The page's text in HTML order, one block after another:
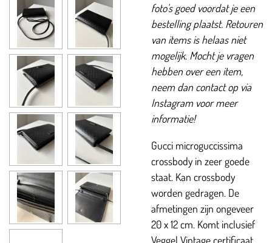
foto's goed voordat je een
bestelling plaatst. Retouren
van items is helaas niet
mogelijk. Mocht je vragen
hebben over een item,
neem dan contact op via
Instagram voor meer
informatie!
Gucci microguccissima
crossbody in zeer goede
staat. Kan crossbody
worden gedragen. De
afmetingen zijn ongeveer
20 x 12 cm. Komt inclusief
Veggel Vintage certificaat